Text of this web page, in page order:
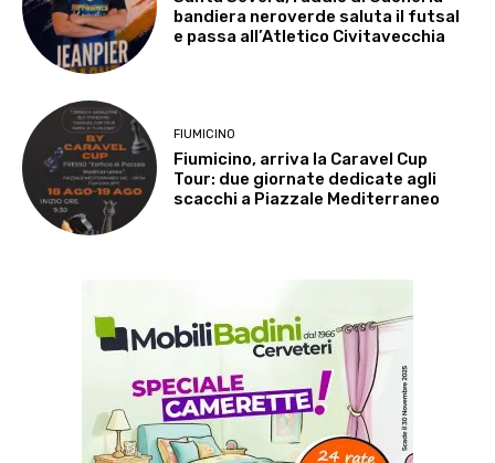
bandiera neroverde saluta il futsal
e passa all’Atletico Civitavecchia
FIUMICINO
Fiumicino, arriva la Caravel Cup
Tour: due giornate dedicate agli
scacchi a Piazzale Mediterraneo